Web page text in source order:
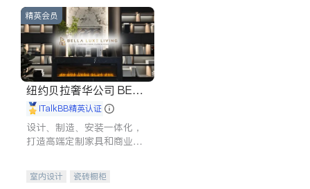
精英会员
纽约贝拉奢华公司 BELL
A LUXE
iTalkBB精英认证
设计、制造、安装一体化，
打造高端定制家具和商业空
室内设计
瓷砖橱柜